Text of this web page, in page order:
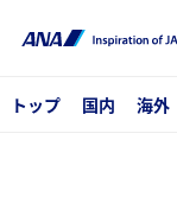
トップ 国内 海外